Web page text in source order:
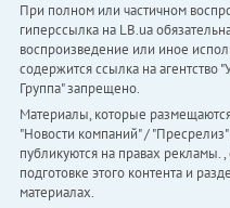
При полном или частичном
гиперссылка на LB.ua
воспроизведение или иное
содержится ссылка на агентство
Группа" запрещено.
Материалы, которые
"Новости компаний" /
публикуются на правах рекламы. ,
подготовке этого контента и
материалах.